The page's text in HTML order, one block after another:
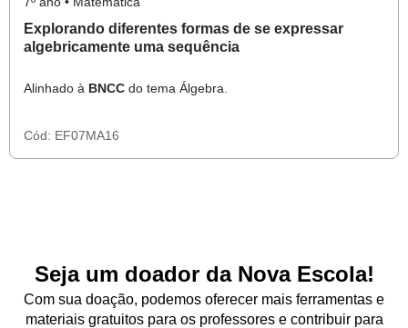
Explorando diferentes formas de se expressar
algebricamente uma sequência
Alinhado à BNCC do tema Álgebra.
Cód: EF07MA16
Seja um doador da Nova Escola!
Com sua doação, podemos oferecer mais ferramentas e
materiais gratuitos para os professores e contribuir para